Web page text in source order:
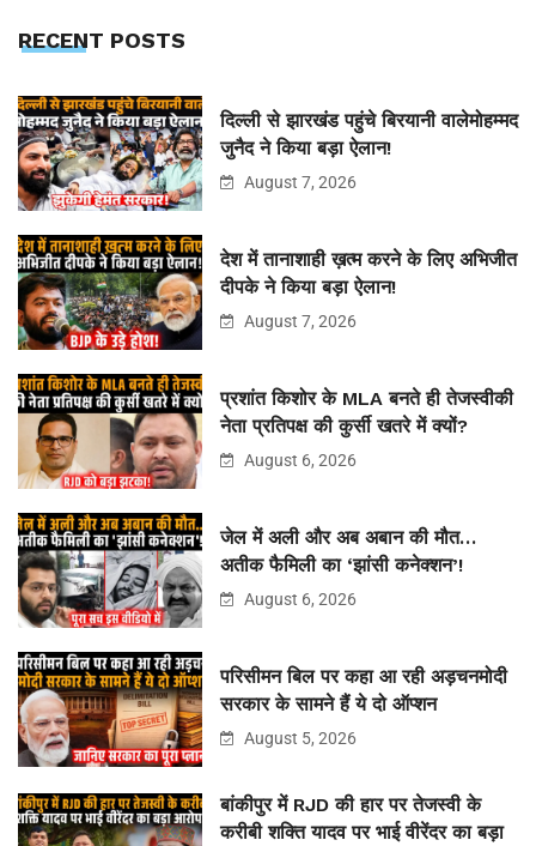
RECENT POSTS
दिल्ली से झारखंड पहुंचे बिरयानी वालेमोहम्मद
जुनैद ने किया बड़ा ऐलान!
August 7, 2026
देश में तानाशाही ख़त्म करने के लिए अभिजीत
दीपके ने किया बड़ा ऐलान!
August 7, 2026
प्रशांत किशोर के MLA बनते ही तेजस्वीकी
नेता प्रतिपक्ष की कुर्सी खतरे में क्यों?
August 6, 2026
जेल में अली और अब अबान की मौत…
अतीक फैमिली का ‘झांसी कनेक्शन’!
August 6, 2026
परिसीमन बिल पर कहा आ रही अड़चनमोदी
सरकार के सामने हैं ये दो ऑप्शन
August 5, 2026
बांकीपुर में RJD की हार पर तेजस्वी के
करीबी शक्ति यादव पर भाई वीरेंदर का बड़ा